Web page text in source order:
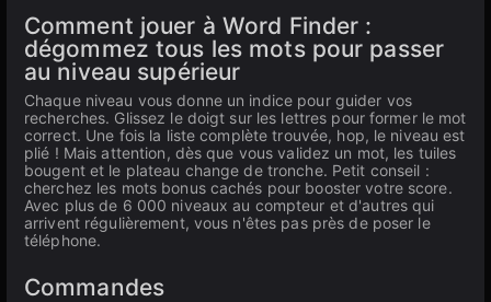
Comment jouer à Word Finder :
dégommez tous les mots pour passer
au niveau supérieur
Chaque niveau vous donne un indice pour guider vos
recherches. Glissez le doigt sur les lettres pour former le mot
correct. Une fois la liste complète trouvée, hop, le niveau est
plié ! Mais attention, dès que vous validez un mot, les tuiles
bougent et le plateau change de tronche. Petit conseil :
cherchez les mots bonus cachés pour booster votre score.
Avec plus de 6 000 niveaux au compteur et d'autres qui
arrivent régulièrement, vous n'êtes pas près de poser le
téléphone.
Commandes